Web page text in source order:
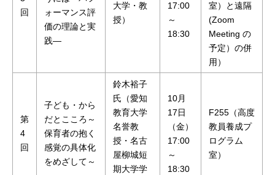
回
ォーマンス評
価の理論と実
践―
大学・教
授）
17:00
～
18:30
室）と遠隔
(Zoom
Meeting の
予定）の併
用）
第
4
回
子ども・から
だとこころ～
保育者の抱く
感覚の具体化
をめざして～
鈴木裕子
氏（愛知
教育大学
名誉教
授・名古
屋柳城短
期大学学
10月
17日
（金）
17:00
～
18:30
F255（高度
教員養成プ
ログラム
室）